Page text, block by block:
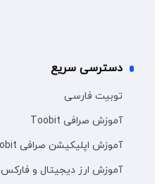
دسترسی سریع
توبیت فارسی
آموزش صرافی Toobit
آموزش اپلیکیشن صرافی Toobit
آموزش ارز دیجیتال و فارکس